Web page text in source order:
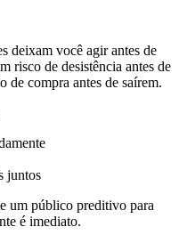
deixam você agir antes de
risco de desistência antes de
de compra antes de saírem.
juntos
um público preditivo para
é imediato.